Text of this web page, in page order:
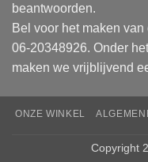
beantwoorden.
Bel voor het maken
06-20348926. Onder
maken we vrijblijvend
ONZE WINKEL
Copyright